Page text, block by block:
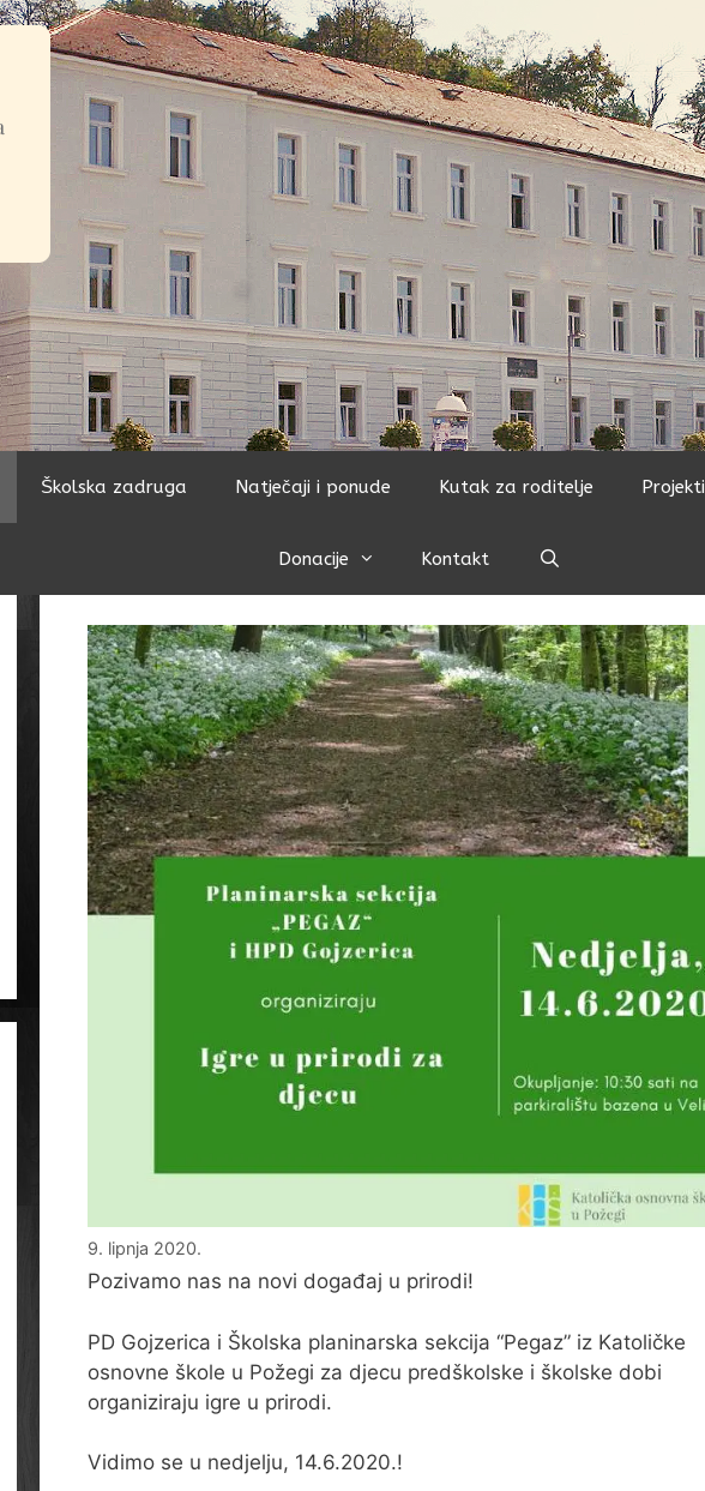
Školska zadruga Natječaji i ponude Kutak za roditelje Projekti
Donacije Kontakt
9. lipnja 2020.
Pozivamo nas na novi događaj u prirodi!
PD Gojzerica i Školska planinarska sekcija “Pegaz” iz Katoličke
osnovne škole u Požegi za djecu predškolske i školske dobi
organiziraju igre u prirodi.
Vidimo se u nedjelju, 14.6.2020.!